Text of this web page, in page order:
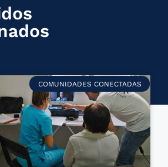
COMUNIDADES CONECTADAS